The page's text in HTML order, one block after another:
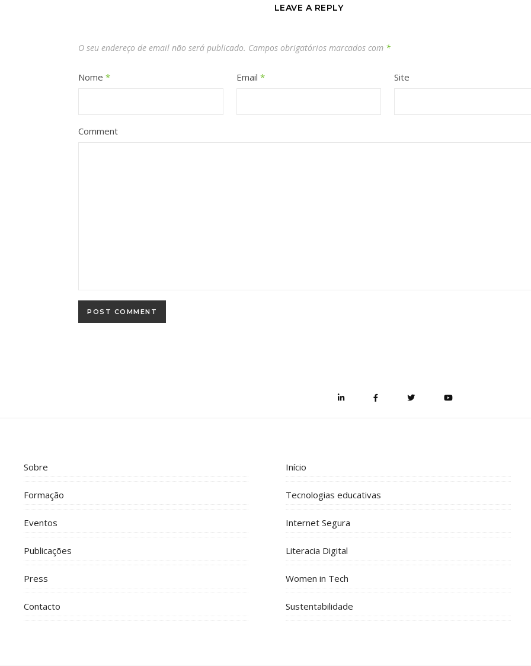
LEAVE A REPLY
O seu endereço de email não será publicado. Campos obrigatórios marcados com *
Nome * Email * Site
Comment
Sobre
Formação
Eventos
Publicações
Press
Contacto
Início
Tecnologias educativas
Internet Segura
Literacia Digital
Women in Tech
Sustentabilidade